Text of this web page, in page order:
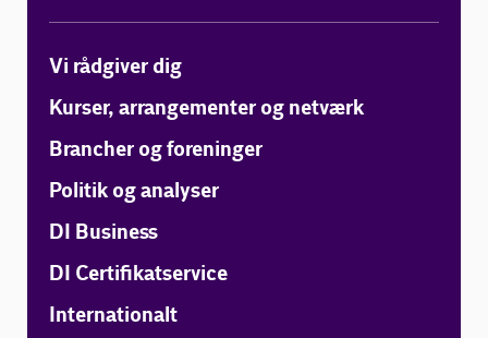
Vi rådgiver dig
Kurser, arrangementer og netværk
Brancher og foreninger
Politik og analyser
DI Business
DI Certifikatservice
Internationalt